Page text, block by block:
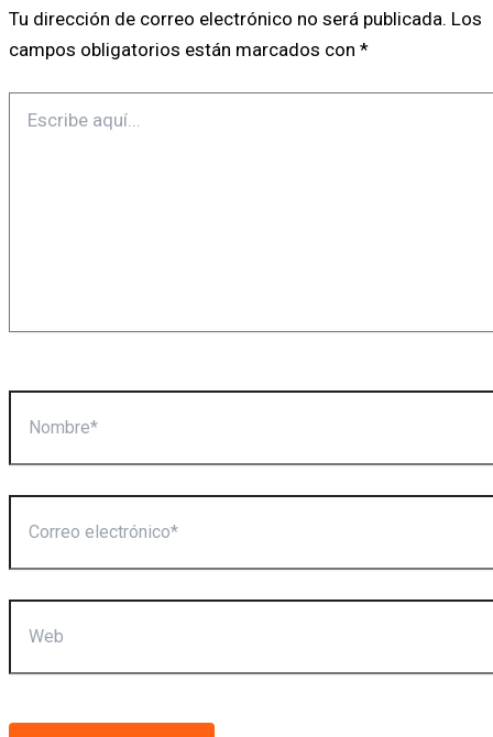
Tu dirección de correo electrónico no será publicada. Los
campos obligatorios están marcados con *
aquí...
electrónico*